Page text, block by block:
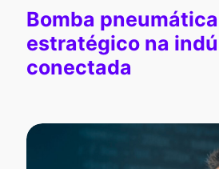
Bomba
estratégico na
conectada